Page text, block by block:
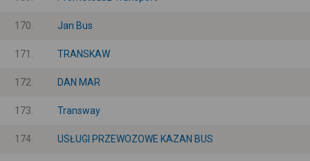
170. Jan Bus
171. TRANSKAW
172. DAN MAR
173. Transway
174. USŁUGI PRZEWOZOWE KAZAN BUS